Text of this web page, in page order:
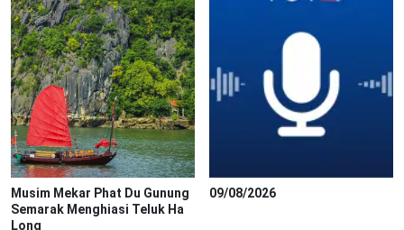
Musim Mekar Phat Du Gunung
Semarak Menghiasi Teluk Ha
Long
09/08/2026